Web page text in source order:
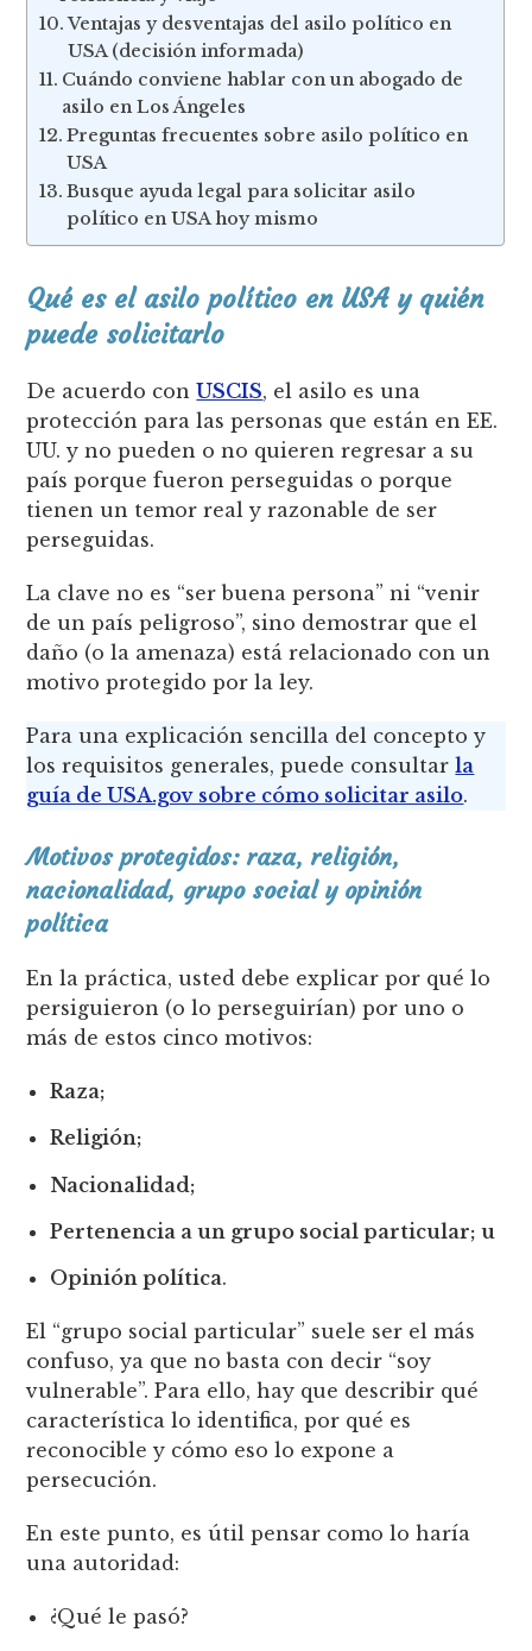
Ventajas y desventajas del asilo político en
USA (decisión informada)
Cuándo conviene hablar con un abogado de
asilo en Los Ángeles
Preguntas frecuentes sobre asilo político en
USA
Busque ayuda legal para solicitar asilo
político en USA hoy mismo
Qué es el asilo político en USA y quién
puede solicitarlo
De acuerdo conUSCIS, el asilo es una
protección para las personas que están en EE.
UU. y no pueden o no quieren regresar a su
país porque fueron perseguidas o porque
tienen un temor real y razonable de ser
perseguidas.
La clave no es “ser buena persona” ni “venir
de un país peligroso”, sino demostrar que el
daño (o la amenaza) está relacionado con un
motivo protegido por la ley.
Para una explicación sencilla del concepto y
los requisitos generales, puede consultarla
guía de USA.gov sobre cómo solicitar asilo.
Motivos protegidos: raza, religión,
nacionalidad, grupo social y opinión
política
En la práctica, usted debe explicar por qué lo
persiguieron (o lo perseguirían) por uno o
más de estos cinco motivos:
Raza;
Religión;
Nacionalidad;
Pertenencia a un grupo social particular; u
Opinión política.
El “grupo social particular” suele ser el más
confuso, ya que no basta con decir “soy
vulnerable”. Para ello, hay que describir qué
característica lo identifica, por qué es
reconocible y cómo eso lo expone a
persecución.
En este punto, es útil pensar como lo haría
una autoridad:
¿Qué le pasó?